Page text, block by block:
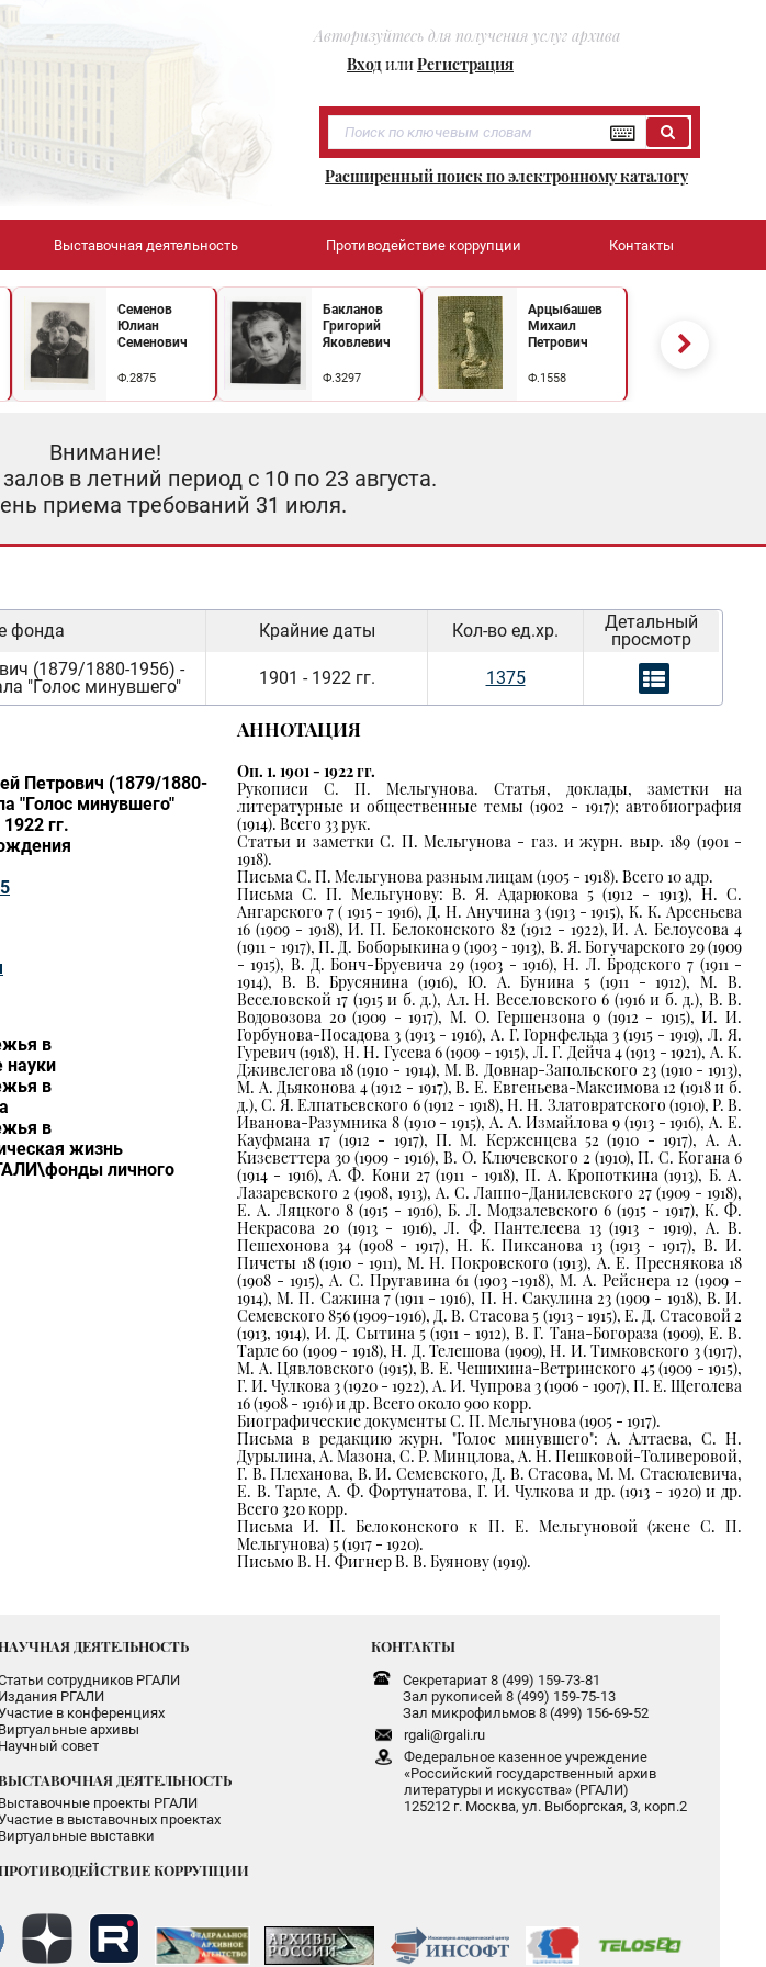
Авторизуйтесь для получения услуг архива
ВходилиРегистрация
Расширенный поиск по электронному каталогу
Выставочная деятельность Противодействие коррупции Контакты
Семенов
Юлиан
Семенович
Ф.2875
Бакланов
Григорий
Яковлевич
Ф.3297
Арцыбашев
Михаил
Петрович
Ф.1558
Внимание!
в летний период с 10 по 23 августа.
приема требований 31 июля.
фонда Крайние даты Кол-во ед.хр.
Детальный
просмотр
(1879/1880-1956) -
"Голос минувшего"
1901 - 1922 гг. 1375
Петрович (1879/1880-
"Голос минувшего"
гг.
в
науки
в
в
жизнь
личного
АННОТАЦИЯ
Оп. 1. 1901 - 1922 гг.
Рукописи С. П. Мельгунова. Статья, доклады, заметки на
литературные и общественные темы (1902 - 1917); автобиография
(1914). Всего 33 рук.
Статьи и заметки С. П. Мельгунова - газ. и журн. выр. 189 (1901 -
1918).
Письма С. П. Мельгунова разным лицам (1905 - 1918). Всего 10 адр.
Письма С. П. Мельгунову: В. Я. Адарюкова 5 (1912 - 1913), Н. С.
Ангарского 7 ( 1915 - 1916), Д. Н. Анучина 3 (1913 - 1915), К. К. Арсеньева
16 (1909 - 1918), И. П. Белоконского 82 (1912 - 1922), И. А. Белоусова 4
(1911 - 1917), П. Д. Боборыкина 9 (1903 - 1913), В. Я. Богучарского 29 (1909
- 1915), В. Д. Бонч-Бруевича 29 (1903 - 1916), Н. Л. Бродского 7 (1911 -
1914), В. В. Брусянина (1916), Ю. А. Бунина 5 (1911 - 1912), М. В.
Веселовской 17 (1915 и б. д.), Ал. Н. Веселовского 6 (1916 и б. д.), В. В.
Водовозова 20 (1909 - 1917), М. О. Гершензона 9 (1912 - 1915), И. И.
Горбунова-Посадова 3 (1913 - 1916), А. Г. Горнфельда 3 (1915 - 1919), Л. Я.
Гуревич (1918), Н. Н. Гусева 6 (1909 - 1915), Л. Г. Дейча 4 (1913 - 1921), А. К.
Дживелегова 18 (1910 - 1914), М. В. Довнар-Запольского 23 (1910 - 1913),
М. А. Дьяконова 4 (1912 - 1917), В. Е. Евгеньева-Максимова 12 (1918 и б.
д.), С. Я. Елпатьевского 6 (1912 - 1918), Н. Н. Златовратского (1910), Р. В.
Иванова-Разумника 8 (1910 - 1915), А. А. Измайлова 9 (1913 - 1916), А. Е.
Кауфмана 17 (1912 - 1917), П. М. Керженцева 52 (1910 - 1917), А. А.
Кизеветтера 30 (1909 - 1916), В. О. Ключевского 2 (1910), П. С. Когана 6
(1914 - 1916), А. Ф. Кони 27 (1911 - 1918), П. А. Кропоткина (1913), Б. А.
Лазаревского 2 (1908, 1913), А. С. Лаппо-Данилевского 27 (1909 - 1918),
Е. А. Ляцкого 8 (1915 - 1916), Б. Л. Модзалевского 6 (1915 - 1917), К. Ф.
Некрасова 20 (1913 - 1916), Л. Ф. Пантелеева 13 (1913 - 1919), А. В.
Пешехонова 34 (1908 - 1917), Н. К. Пиксанова 13 (1913 - 1917), В. И.
Пичеты 18 (1910 - 1911), М. Н. Покровского (1913), А. Е. Преснякова 18
(1908 - 1915), А. С. Пругавина 61 (1903 -1918), М. А. Рейснера 12 (1909 -
1914), М. П. Сажина 7 (1911 - 1916), П. Н. Сакулина 23 (1909 - 1918), В. И.
Семевского 856 (1909-1916), Д. В. Стасова 5 (1913 - 1915), Е. Д. Стасовой 2
(1913, 1914), И. Д. Сытина 5 (1911 - 1912), В. Г. Тана-Богораза (1909), Е. В.
Тарле 60 (1909 - 1918), Н. Д. Телешова (1909), Н. И. Тимковского 3 (1917),
М. А. Цявловского (1915), В. Е. Чешихина-Ветринского 45 (1909 - 1915),
Г. И. Чулкова 3 (1920 - 1922), А. И. Чупрова 3 (1906 - 1907), П. Е. Щеголева
16 (1908 - 1916) и др. Всего около 900 корр.
Биографические документы С. П. Мельгунова (1905 - 1917).
Письма в редакцию журн. "Голос минувшего": А. Алтаева, С. Н.
Дурылина, А. Мазона, С. Р. Минцлова, А. Н. Пешковой-Толиверовой,
Г. В. Плеханова, В. И. Семевского, Д. В. Стасова, М. М. Стасюлевича,
Е. В. Тарле, А. Ф. Фортунатова, Г. И. Чулкова и др. (1913 - 1920) и др.
Всего 320 корр.
Письма И. П. Белоконского к П. Е. Мельгуновой (жене С. П.
Мельгунова) 5 (1917 - 1920).
Письмо В. Н. Фигнер В. В. Буянову (1919).
ДЕЯТЕЛЬНОСТЬ
сотрудников РГАЛИ
Издания РГАЛИ
в конференциях
Виртуальные архивы
Научный совет
ДЕЯТЕЛЬНОСТЬ
Выставочные проекты РГАЛИ
в выставочных проектах
Виртуальные выставки
КОРРУПЦИИ
КОНТАКТЫ
Секретариат 8 (499) 159-73-81
Зал рукописей 8 (499) 159-75-13
Зал микрофильмов 8 (499) 156-69-52
rgali@rgali.ru
Федеральное казенное учреждение
«Российский государственный архив
литературы и искусства» (РГАЛИ)
125212 г. Москва, ул. Выборгская, 3, корп.2